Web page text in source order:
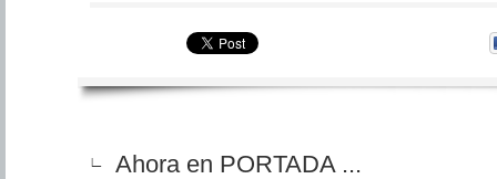
∟ Ahora en PORTADA ...